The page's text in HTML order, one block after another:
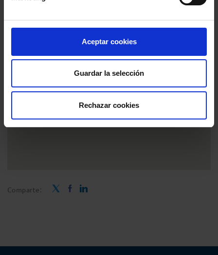
Aceptar cookies
Guardar la selección
Rechazar cookies
Inicio: 30 abril 2024 - 11:00h
: 30 abril 2024 - 12:30h
Comparte: